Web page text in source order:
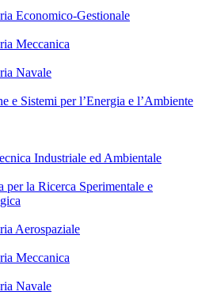
Economico-Gestionale
Meccanica
Navale
e Sistemi per l’Energia e l’Ambiente
Industriale ed Ambientale
per la Ricerca Sperimentale e
Aerospaziale
Meccanica
Navale